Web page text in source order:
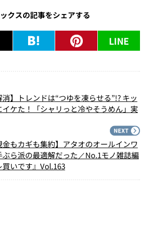
クスの記事をシェアする
LINE
消】トレンドは“つゆを凍らせる”!? キッ
ケた！「シャリっと冷やそうめん」実
金もカギも集約】アタオのオールインワ
ら派の最適解だった／No.1モノ雑誌編
いです』Vol.163